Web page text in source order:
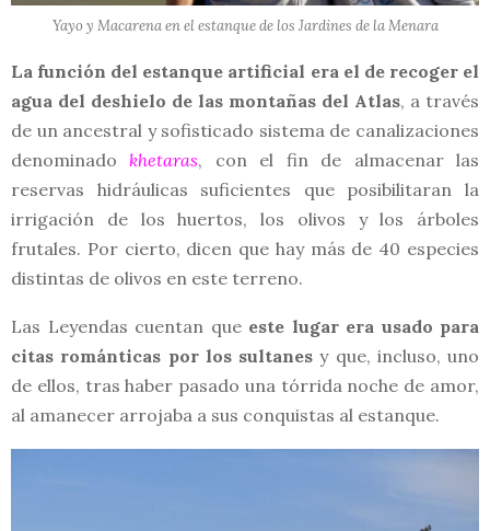
Yayo y Macarena en el estanque de los Jardines de la Menara
La función del estanque artificial era el de recoger el
agua del deshielo de las montañas del Atlas, a través
de un ancestral y sofisticado sistema de canalizaciones
denominadokhetaras, con el fin de almacenar las
reservas hidráulicas suficientes que posibilitaran la
irrigación de los huertos, los olivos y los árboles
frutales. Por cierto, dicen que hay más de 40 especies
distintas de olivos en este terreno.
Las Leyendas cuentan que este lugar era usado para
citas románticas por los sultanes y que, incluso, uno
de ellos, tras haber pasado una tórrida noche de amor,
al amanecer arrojaba a sus conquistas al estanque.